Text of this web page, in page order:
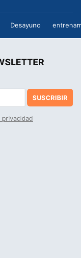
Desayuno
SUSCRIBIR